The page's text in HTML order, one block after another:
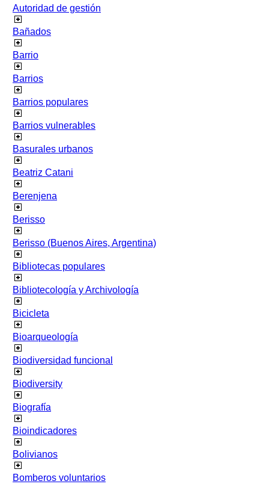
Autoridad de gestión
Bañados
Barrio
Barrios
Barrios populares
Barrios vulnerables
Basurales urbanos
Beatriz Catani
Berenjena
Berisso
Berisso (Buenos Aires, Argentina)
Bibliotecas populares
Bibliotecología y Archivología
Bicicleta
Bioarqueología
Biodiversidad funcional
Biodiversity
Biografía
Bioindicadores
Bolivianos
Bomberos voluntarios